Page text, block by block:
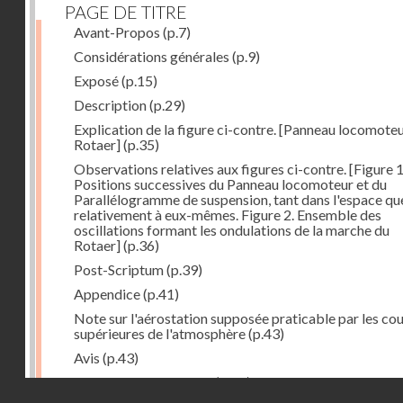
PAGE DE TITRE
Avant-Propos (p.7)
Considérations générales (p.9)
Exposé(p.15)
Description(p.29)
Explication de la figure ci-contre. [Panneau
Rotaer](p.35)
Observations relatives aux figures ci-contre. [Figure
Positions successives du Panneau locomoteur et du
Parallélogramme de suspension, tant dans l'espace
relativement à eux-mêmes. Figure 2. Ensemble des
oscillations formant les ondulations de la marche du
Rotaer](p.36)
Post-Scriptum(p.39)
Appendice(p.41)
Note sur l'aérostation supposée praticable par les
supérieures de l'atmosphère(p.43)
Avis (p.43)
Historique du système(p.44)